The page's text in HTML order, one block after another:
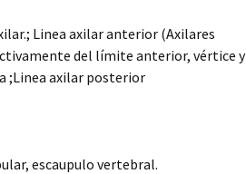
Linea axilar anterior (Axilares
del límite anterior, vértice y
;Linea axilar posterior
escaupulo vertebral.